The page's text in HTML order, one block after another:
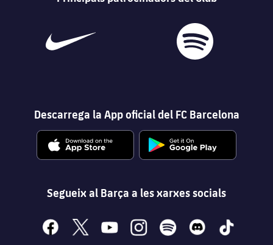
Descarrega la App oficial del FC Barcelona
Segueix al Barça a les xarxes socials
facebook
x youtubeinstagramspotify discord tiktok